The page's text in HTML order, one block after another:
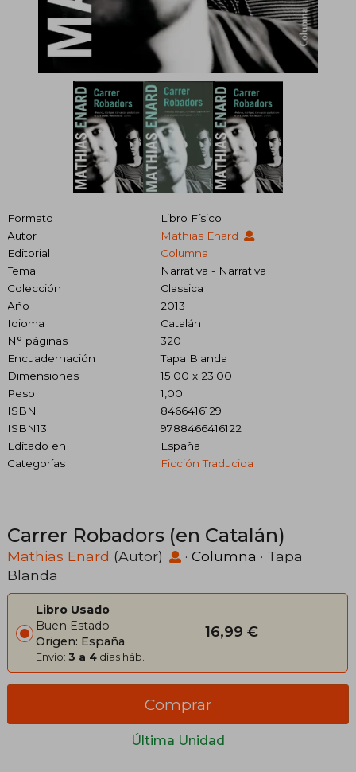
Formato
Libro Físico
Autor
Mathias Enard
Editorial
Columna
Tema
Narrativa - Narrativa
Colección
Classica
Año
2013
Idioma
Catalán
N° páginas
320
Encuadernación
Tapa Blanda
Dimensiones
15.00 x 23.00
Peso
1,00
ISBN
8466416129
ISBN13
9788466416122
Editado en
España
Categorías
Ficción Traducida
Carrer Robadors (en Catalán)
Mathias Enard (Autor) · Columna · Tapa
Blanda
Libro Usado
Buen Estado
Origen: España
Envío: 3 a 4 días háb.
16,99 €
Última Unidad
Comprar